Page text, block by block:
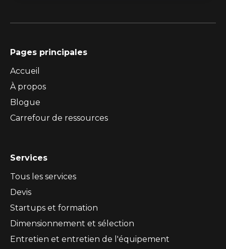
Pages principales
Accueil
À propos
Blogue
Carrefour de ressources
Services
Tous les services
Devis
Startups et formation
Dimensionnement et sélection
Entretien et entretien de l'équipement